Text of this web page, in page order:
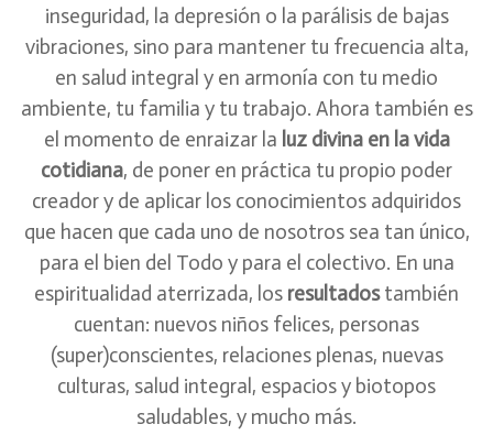
inseguridad, la depresión o la parálisis de bajas
vibraciones, sino para mantener tu frecuencia alta,
en salud integral y en armonía con tu medio
ambiente, tu familia y tu trabajo. Ahora también es
el momento de enraizar la luz divina en la vida
cotidiana, de poner en práctica tu propio poder
creador y de aplicar los conocimientos adquiridos
que hacen que cada uno de nosotros sea tan único,
para el bien del Todo y para el colectivo. En una
espiritualidad aterrizada, los resultadostambién
cuentan: nuevos niños felices, personas
(super)conscientes, relaciones plenas, nuevas
culturas, salud integral, espacios y biotopos
saludables, y mucho más.